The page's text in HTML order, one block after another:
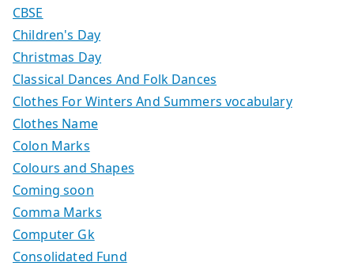
CBSE
Children's Day
Christmas Day
Classical Dances And Folk Dances
Clothes For Winters And Summers vocabulary
Clothes Name
Colon Marks
Colours and Shapes
Coming soon
Comma Marks
Computer Gk
Consolidated Fund